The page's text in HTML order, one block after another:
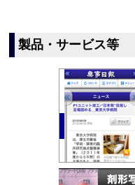
製品・サービス等